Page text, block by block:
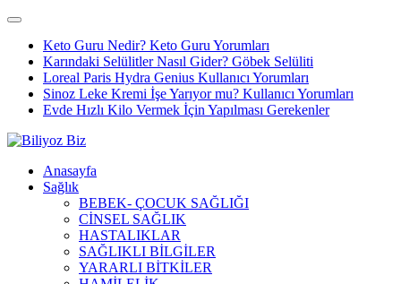
Keto Guru Nedir? Keto Guru Yorumları
Karındaki Selülitler Nasıl Gider? Göbek Selüliti
Loreal Paris Hydra Genius Kullanıcı Yorumları
Sinoz Leke Kremi İşe Yarıyor mu? Kullanıcı Yorumları
Evde Hızlı Kilo Vermek İçin Yapılması Gerekenler
Anasayfa
Sağlık
BEBEK- ÇOCUK SAĞLIĞI
CİNSEL SAĞLIK
HASTALIKLAR
SAĞLIKLI BİLGİLER
YARARLI BİTKİLER